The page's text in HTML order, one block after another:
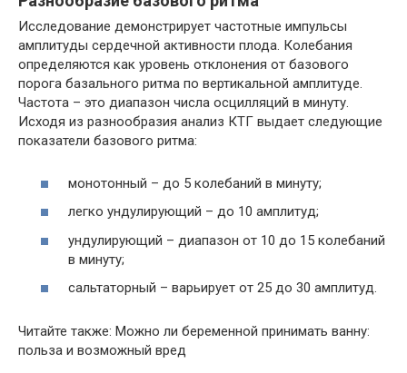
Исследование демонстрирует частотные импульсы
амплитуды сердечной активности плода. Колебания
определяются как уровень отклонения от базового
порога базального ритма по вертикальной амплитуде.
Частота – это диапазон числа осцилляций в минуту.
Исходя из разнообразия анализ КТГ выдает следующие
показатели базового ритма:
монотонный – до 5 колебаний в минуту;
легко ундулирующий – до 10 амплитуд;
ундулирующий – диапазон от 10 до 15 колебаний
в минуту;
сальтаторный – варьирует от 25 до 30 амплитуд.
Читайте также: Можно ли беременной принимать ванну:
польза и возможный вред